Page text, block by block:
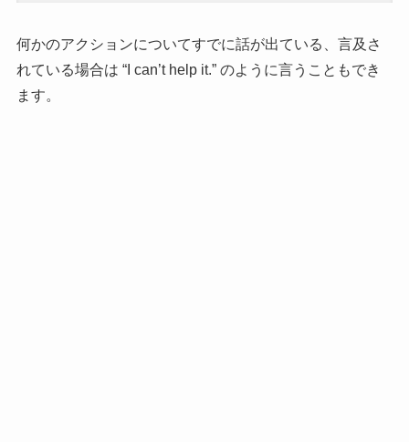
何かのアクションについてすでに話が出ている、言及さ
れている場合は “I can’t help it.” のように言うこともでき
ます。